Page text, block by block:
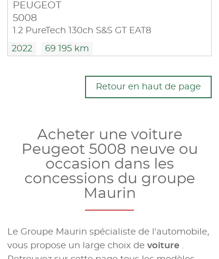
PEUGEOT
5008
1.2 PureTech 130ch S&S GT EAT8
2022 69 195 km
Retour en haut de page
Acheter une voiture
Peugeot 5008 neuve ou
occasion dans les
concessions du groupe
Maurin
Le Groupe Maurin spécialiste de l'automobile,
vous propose un large choix de voiture .